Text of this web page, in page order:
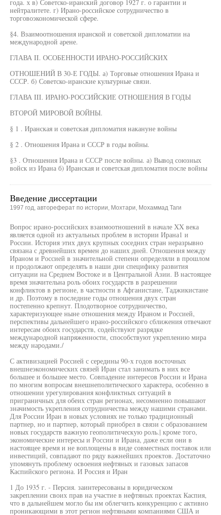
года. х в) Советско-иранский договор 1927 г. о гарантии и
нейтралитете. г) Ирано-российское сотрудничество в
торговоэкономической сфере.
§4. Взаимоотношения иранской и советской дипломатии на
международной арене.
ГЛАВА II. ОСОБЕННОСТИ ИРАНО-РОССИЙСКИХ
ОТНОШЕНИЙ В 30-Е ГОДЫ. а) Торговые отношения Ирана и
СССР. б) Советско-иранские культурные связи.
ГЛАВА III. ИРАНО-РОССИЙСКИЕ ОТНОШЕНИЯ В ГОДЫ
ВТОРОЙ МИРОВОЙ ВОЙНЫ.
§ 1 . Иранская и советская дипломатия накануне войны
§ 2 . Отношения Ирана и СССР в годы войны.
§3 . Отношения Ирана и СССР после войны. а) Вывод союзных
войск из Ирана б) Иранская и советская дипломатия после войны
Введение диссертации
1997 год, автореферат по истории, Мохтари, Мохаммад Таги
Вопрос ирано-российских взаимоотношений в начале XX века
является одной из актуальных проблем в истории Ирана1 и
России. История этих двух крупных соседних стран неразрывно
связана с древнейших времен до наших дней. Отношения между
Ираном и Россией в значительной степени определяли в прошлом
и продолжают определять в наши дни специфику развития
ситуации на Среднем Востоке и в Центральной Азии. В настоящее
время значительна роль обоих государств в разрешении
конфликтов в регионе, в частности в Афганистане, Таджикистане
и др. Поэтому в последние годы отношения двух стран
постепенно крепнут. Плодотворное сотрудничество,
характеризующее ныне отношения между Ираном и Россией,
перспективы дальнейшего ирано-российского сближения отвечают
интересам обоих государств, содействуют разрядке
международной напряженности, способствуют укреплению мира
между народами./
С активизацией Россией с середины 90-х годов восточных
внешнеэкономических связей Иран стал занимать в них все
большее и большее место. Совпадение интересов России и Ирана
по многим вопросам внешнеполитического характера, особенно в
отношении урегулирования конфликтных ситуаций в
приграничных для обеих стран регионах, несомненно повышают
значимость укрепления сотрудничества между нашими странами.
Для России Иран в новых условиях не только традиционный
партнер, но и партнер, который приобрел в связи с образованием
новых государств важную геополитическую роль.| кроме того,
экономические интересы и России и Ирана, даже если они в
настоящее время и не воплощены в виде совместных поставок или
инвестиций, совпадают по ряду важнейших проектов. Достаточно
упомянуть проблему освоения нефтяных и газовых запасов
Каспийского региона. И Россия и Иран
1 До 1935 г. - Персия. заинтересованы в юридическом
закреплении своих прав на участие в нефтяных проектах Каспия,
что в дальнейшем могло бы им облегчить конкуренцию с активно
проникающими в этот регион нефтяными компаниями США и